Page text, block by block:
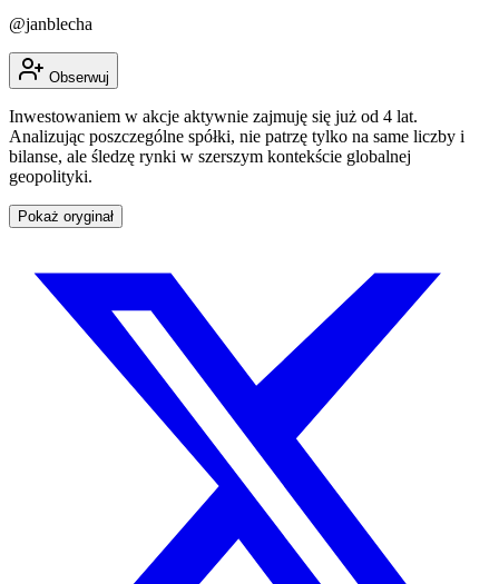
@janblecha
Obserwuj
Inwestowaniem w akcje aktywnie zajmuję się już od 4 lat.
Analizując poszczególne spółki, nie patrzę tylko na same liczby i
bilanse, ale śledzę rynki w szerszym kontekście globalnej
geopolityki.
Pokaż oryginał